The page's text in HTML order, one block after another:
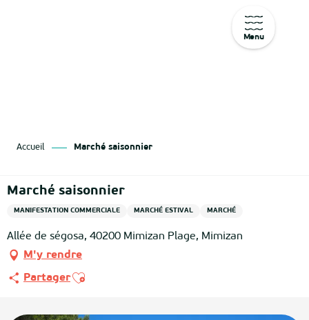
Menu
Accueil Marché saisonnier
Marché saisonnier
MANIFESTATION COMMERCIALE MARCHÉ ESTIVAL MARCHÉ
Allée de ségosa, 40200 Mimizan Plage, Mimizan
M'y rendre
PartagerAjouter aux favoris